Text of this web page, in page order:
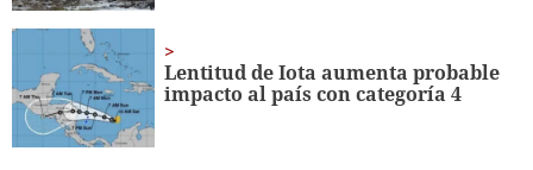
Lentitud de Iota aumenta probable
impacto al país con categoría 4